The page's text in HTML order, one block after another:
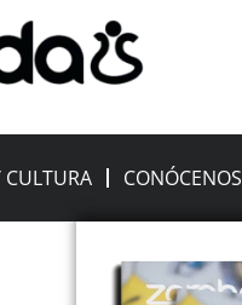
CULTURA CONÓCENOS